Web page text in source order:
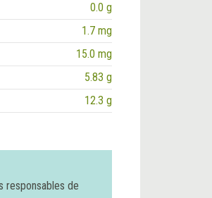
0.0 g
1.7 mg
15.0 mg
5.83 g
12.3 g
responsables de